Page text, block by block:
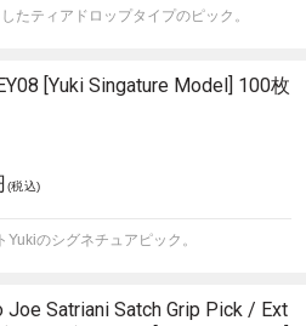
たティアドロップタイプのピック。
[Yuki Singature Model] 100枚
(税込)
のシグネチュアピック。
Joe Satriani Satch Grip Pick / Ext